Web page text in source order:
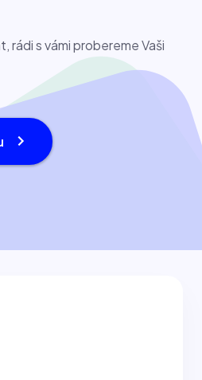
rádi s vámi probereme Vaši